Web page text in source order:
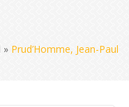
» Prud’Homme, Jean-Paul